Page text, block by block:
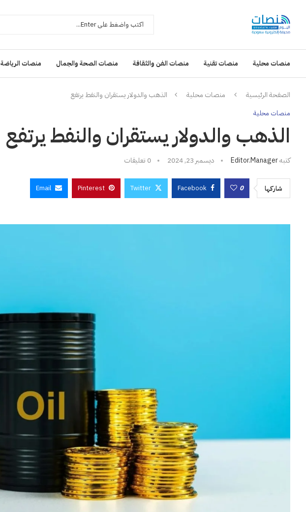
منصات محلية منصات تقنية منصات الفن والثقافة منصات الصحة والجمال منصات الرياضة
الصفحة الرئيسية منصات محلية الذهب والدولار يستقران والنفط يرتفع
منصات محلية
الذهب والدولار يستقران والنفط يرتفع
كتبهEditor.manager ديسمبر 23, 2024 0 تعليقات
شاركها 0
Facebook
Twitter
Pinterest
Email